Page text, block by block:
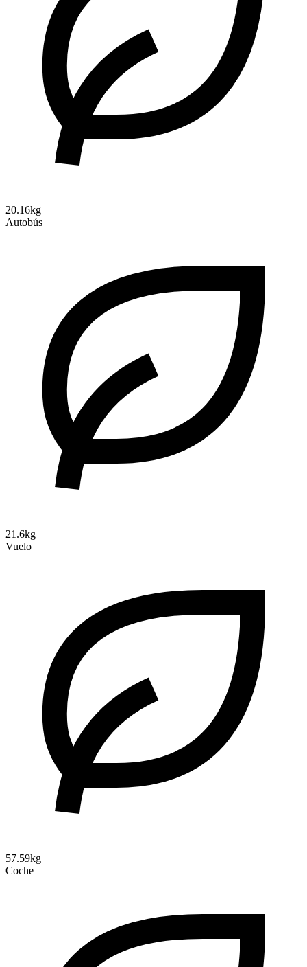
20.16kg
Autobús
21.6kg
Vuelo
57.59kg
Coche